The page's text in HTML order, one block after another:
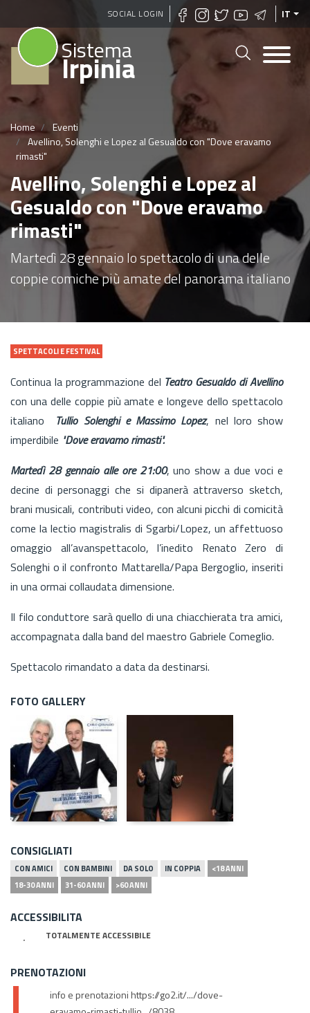
Salta
al
contenuto
principale
SOCIAL LOGIN IT
Sistema
Irpinia
Home
Eventi
Avellino, Solenghi e Lopez al Gesualdo con "Dove eravamo
rimasti"
Avellino, Solenghi e Lopez al
Gesualdo con "Dove eravamo
rimasti"
Martedì 28 gennaio lo spettacolo di una delle
coppie comiche più amate del panorama italiano
SPETTACOLI E FESTIVAL
Continua la programmazione del Teatro Gesualdo di Avellino
con una delle coppie più amate e longeve dello spettacolo
italiano Tullio Solenghi e Massimo Lopez, nel loro show
imperdibile "Dove eravamo rimasti".
Martedì 28 gennaio alle ore 21:00, uno show a due voci e
decine di personaggi che si dipanerà attraverso sketch,
brani musicali, contributi video, con alcuni picchi di comicità
come la lectio magistralis di Sgarbi/Lopez, un affettuoso
omaggio all’avanspettacolo, l’inedito Renato Zero di
Solenghi o il confronto Mattarella/Papa Bergoglio, inseriti
in una ormai collaudata dimensione.
Il filo conduttore sarà quello di una chiacchierata tra amici,
accompagnata dalla band del maestro Gabriele Comeglio.
Spettacolo rimandato a data da destinarsi.
FOTO GALLERY
CONSIGLIATI
CON AMICI CON BAMBINI DA SOLO IN COPPIA
<18 ANNI
18-30 ANNI
31-60 ANNI >60 ANNI
ACCESSIBILITA
TOTALMENTE ACCESSIBILE
PRENOTAZIONI
info e prenotazioni https://go2.it/.../dove-